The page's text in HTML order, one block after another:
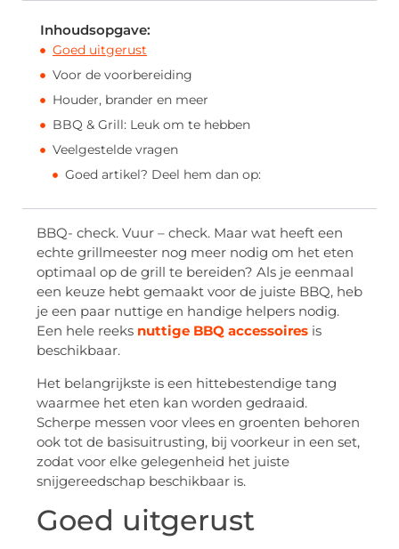
Inhoudsopgave:
Goed uitgerust
Voor de voorbereiding
Houder, brander en meer
BBQ & Grill: Leuk om te hebben
Veelgestelde vragen
Goed artikel? Deel hem dan op:
BBQ- check. Vuur – check. Maar wat heeft een
echte grillmeester nog meer nodig om het eten
optimaal op de grill te bereiden? Als je eenmaal
een keuze hebt gemaakt voor de juiste BBQ, heb
je een paar nuttige en handige helpers nodig.
Een hele reeks nuttige BBQ accessoires is
beschikbaar.
Het belangrijkste is een hittebestendige tang
waarmee het eten kan worden gedraaid.
Scherpe messen voor vlees en groenten behoren
ook tot de basisuitrusting, bij voorkeur in een set,
zodat voor elke gelegenheid het juiste
snijgereedschap beschikbaar is.
Goed uitgerust